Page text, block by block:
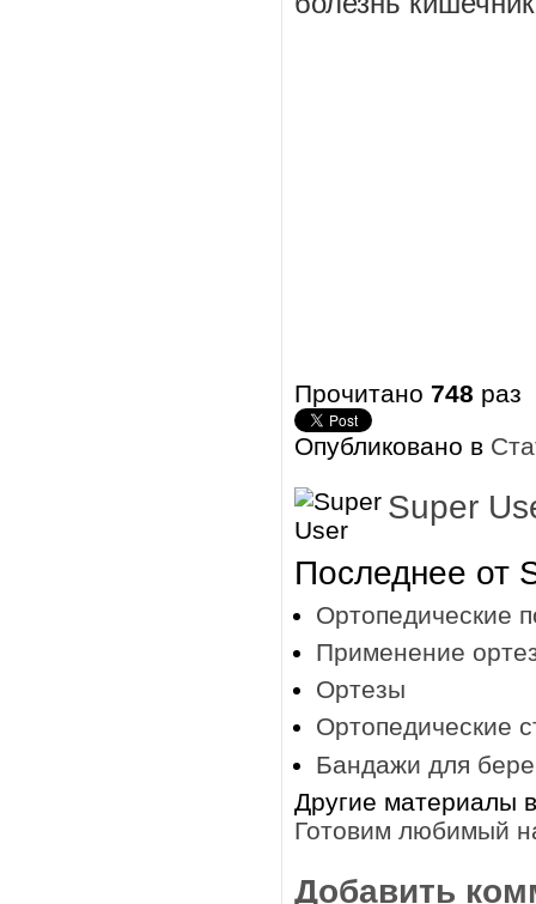
Прочитано 748 раз
Опубликовано в
Super
Последнее от
Ортопедические
Применение
Ортезы
Ортопедические
Бандажи для
Другие материалы
Готовим любимый
Добавить